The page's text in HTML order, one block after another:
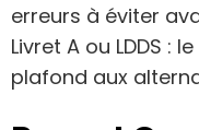
erreurs à éviter
Livret A ou LDDS :
plafond aux